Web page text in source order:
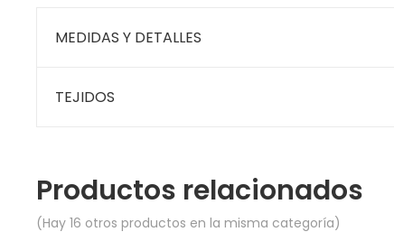
MEDIDAS Y DETALLES
TEJIDOS
Productos relacionados
(Hay 16 otros productos en la misma categoría)